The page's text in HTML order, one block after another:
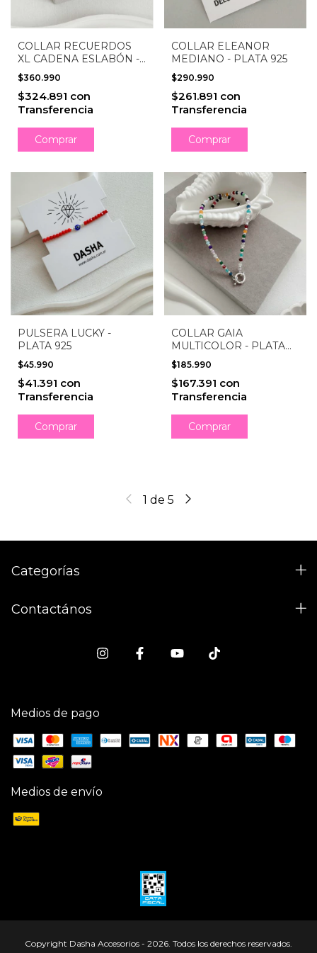
COLLAR RECUERDOS
XL CADENA ESLABÓN -
PLATA 925
$360.990
$324.891 con
Transferencia
Comprar
COLLAR ELEANOR
MEDIANO - PLATA 925
$290.990
$261.891 con
Transferencia
PULSERA LUCKY -
PLATA 925
$45.990
$41.391 con
Transferencia
COLLAR GAIA
MULTICOLOR - PLATA
925
$185.990
$167.391 con
Transferencia
1 de 5
Categorías
Contactános
Medios de pago
Medios de envío
Copyright Dasha Accesorios - 2026. Todos los derechos reservados.